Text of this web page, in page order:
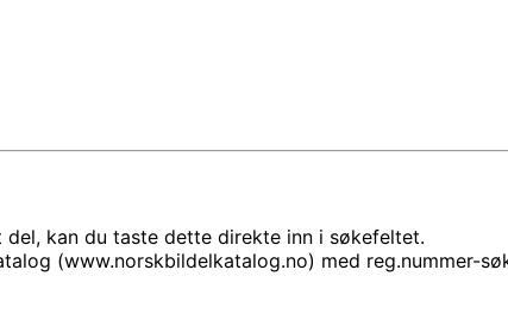
del, kan du taste dette direkte inn i søkefeltet.
(www.norskbildelkatalog.no) med reg.nummer-